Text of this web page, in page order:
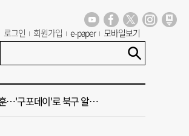
로그인 회원가입 e-paper 모바일보기
복합항만지구 확정
데이'로 북구 알리기 총력
업, 닮은 꼴 노사 갈등